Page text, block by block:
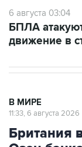
6 августа 03:04
БПЛА
движение в
В МИРЕ
11:33, 6 августа 2026
Британия